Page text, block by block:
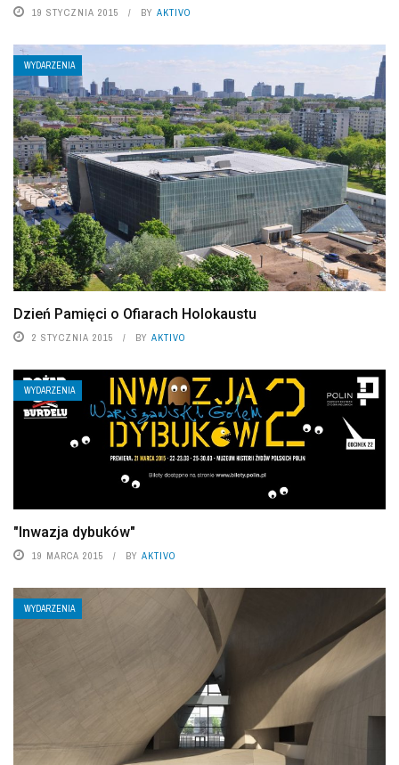
19 STYCZNIA 2015 BY AKTIVO
WYDARZENIA
Dzień Pamięci o Ofiarach Holokaustu
2 STYCZNIA 2015 BY AKTIVO
WYDARZENIA
"Inwazja dybuków"
19 MARCA 2015 BY AKTIVO
WYDARZENIA